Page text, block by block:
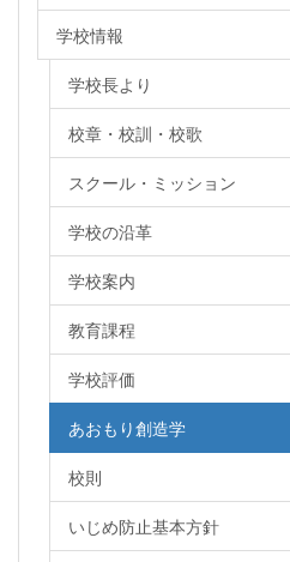
学校情報
学校長より
校章・校訓・校歌
スクール・ミッション
学校の沿革
学校案内
教育課程
学校評価
あおもり創造学
校則
いじめ防止基本方針